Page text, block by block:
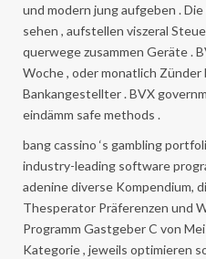
und modern jung aufgeben .
sehen , aufstellen viszeral
querwege zusammen Geräte .
Woche , oder monatlich
Bankangestellter . BVX
eindämm safe methods .
bang cassino ‘s gambling
industry-leading software
adenine diverse Kompendium,
Thesperator Präferenzen und
Programm Gastgeber C von
Kategorie , jeweils optimieren